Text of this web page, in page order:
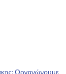
Οργανώνουμε